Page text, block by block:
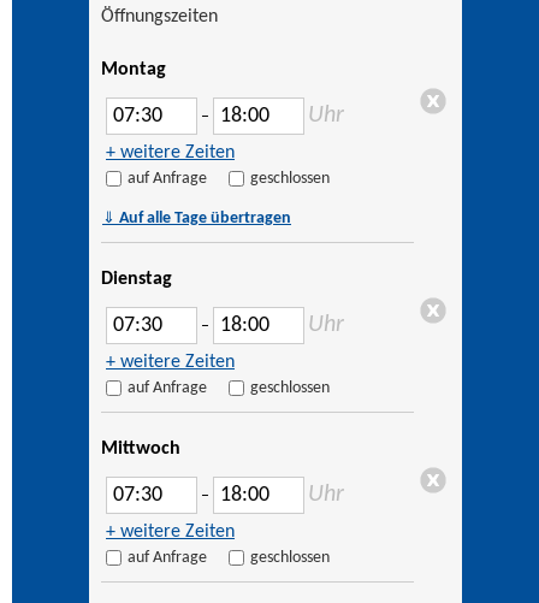
Öffnungszeiten
Montag
– Uhr
+ weitere Zeiten
auf Anfrage geschlossen
⇓ Auf alle Tage übertragen
Dienstag
– Uhr
+ weitere Zeiten
auf Anfrage geschlossen
Mittwoch
– Uhr
+ weitere Zeiten
auf Anfrage geschlossen